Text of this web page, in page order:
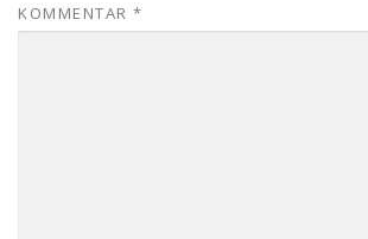
KOMMENTAR *